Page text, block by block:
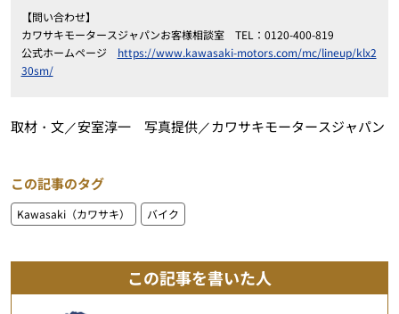
【問い合わせ】
カワサキモータースジャパンお客様相談室 TEL：0120-400-819
公式ホームページ https://www.kawasaki-motors.com/mc/lineup/klx2
30sm/
取材・文／安室淳一 写真提供／カワサキモータースジャパン
この記事のタグ
Kawasaki（カワサキ） バイク
この記事を書いた人